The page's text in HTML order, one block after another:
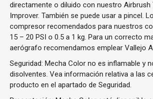
directamente o diluido con nuestro Airbrush
Improver. También se puede usar a pincel.
compresor recomendados para nuestros
15 – 20 PSI o 0.5 a 1 kg. Para un correcto
aerógrafo recomendamos emplear Vallejo
Seguridad: Mecha Color no es inflamable y
disolventes. Vea información relativa a las
producto en el apartado de Seguridad.